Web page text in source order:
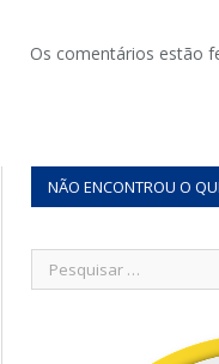
Os comentários estão
NÃO ENCONTROU O